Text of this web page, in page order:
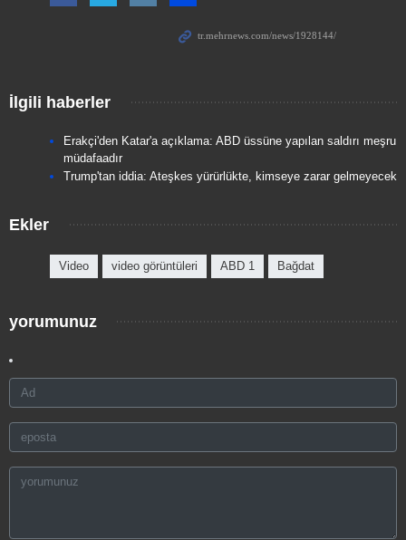
İlgili haberler
Erakçi'den Katar'a açıklama: ABD üssüne yapılan saldırı meşru
müdafaadır
Trump'tan iddia: Ateşkes yürürlükte, kimseye zarar gelmeyecek
Ekler
Video video görüntüleri ABD 1 Bağdat
yorumunuz